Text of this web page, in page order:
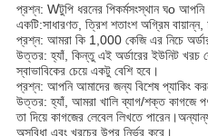
প্রশ্ন: Wটুপি ধরনের পিকর্মসংস্থানঘo আপনি
একটি:সাধারণত, ত্রিশ শতাংশ অগ্রিম
প্রশ্ন: আমরা কি 1,000 কেজি এর নিচে
উত্তর: হ্যাঁ, কিন্তু এই অর্ডারের ইউনিট খরচ
স্বাভাবিকের চেয়ে একটু বেশি হবে।
প্রশ্ন: আপনি আমাদের জন্য বিশেষ প্যাকিং
উত্তর: হ্যাঁ, আমরা খালি ব্যাগ/শক্ত কাগজে
তা দিয়ে কাগজের লেবেল লিখতে
অসুবিধা এবং খরচের উপর নির্ভর করে।